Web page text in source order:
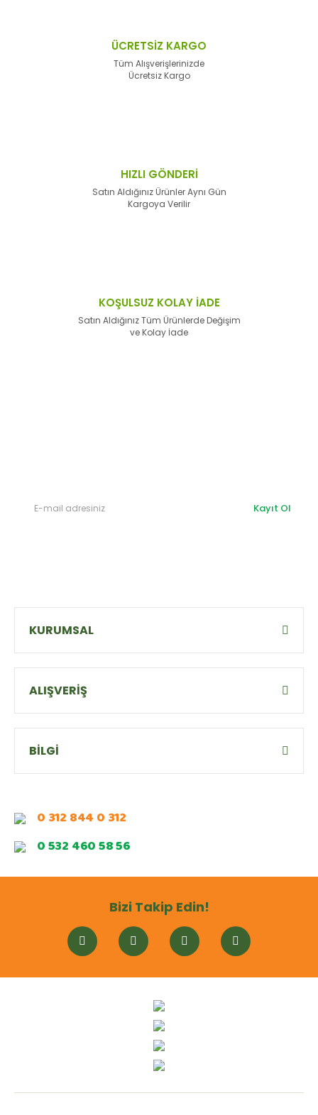
ÜCRETSİZ KARGO
Tüm Alışverişlerinizde
Ücretsiz Kargo
HIZLI GÖNDERİ
Satın Aldığınız Ürünler Aynı Gün
Kargoya Verilir
KOŞULSUZ KOLAY İADE
Satın Aldığınız Tüm Ürünlerde Değişim
ve Kolay İade
Kayıt Ol
KURUMSAL
ALIŞVERİŞ
BİLGİ
0 312 844 0 312
0 532 460 58 56
Bizi Takip Edin!